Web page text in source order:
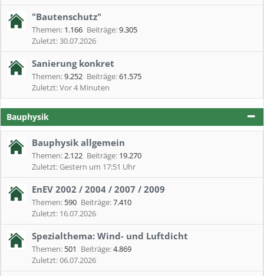
"Bautenschutz"
Themen: 1.166 Beiträge:9.305
30.07.2026
Sanierung konkret
Themen:9.252 Beiträge:61.575
Vor 4 Minuten
Bauphysik
Bauphysik allgemein
Themen:2.122 Beiträge: 19.270
Gestern um 17:51 Uhr
EnEV 2002 / 2004 / 2007 / 2009
Themen: 590 Beiträge:7.410
16.07.2026
Spezialthema: Wind- und Luftdicht
Themen: 501 Beiträge:4.869
06.07.2026